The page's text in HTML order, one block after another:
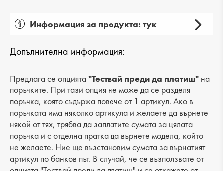
Информация за продукта: тук
Вид на продукта: -
Допълнителна информация:
Предлага се опцията"Тествай преди да платиш" на
поръчките. При тази опция не може да се разделя
поръчка, която съдържа повече от 1 артикул. Ако в
поръчката има няколко артикула и желаете да върнете
някой от тях, трябва да заплатите сумата за цялата
поръчка и с отделна пратка да върнете модела, който
не желаете. Ние ще възстановим сумата за върнатият
артикул по банков път. В случай, че се възползвате от